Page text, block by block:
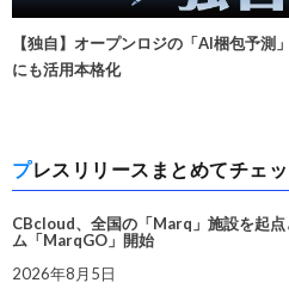
【独自】オープンロジの「AI梱包予測
にも活用本格化
プレスリリースまとめてチェ
CBcloud、全国の「Marq」施設を起
ム「MarqGO」開始
2026年8月5日